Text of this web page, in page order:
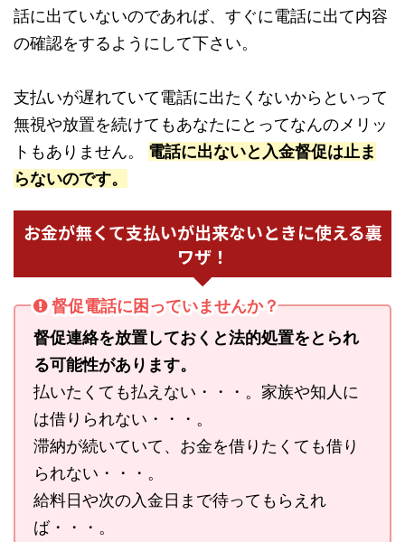
話に出ていないのであれば、すぐに電話に出て内容
の確認をするようにして下さい。
支払いが遅れていて電話に出たくないからといって
無視や放置を続けてもあなたにとってなんのメリッ
トもありません。 電話に出ないと入金督促は止ま
らないのです。
お金が無くて支払いが出来ないときに使える裏
ワザ！
督促電話に困っていませんか？
督促連絡を放置しておくと法的処置をとられ
る可能性があります。
払いたくても払えない・・・。家族や知人に
は借りられない・・・。
滞納が続いていて、お金を借りたくても借り
られない・・・。
給料日や次の入金日まで待ってもらえれ
ば・・・。